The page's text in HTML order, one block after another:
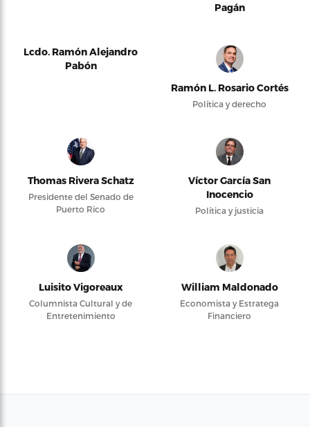
Pagán
Lcdo. Ramón Alejandro
Pabón
Ramón L. Rosario Cortés
Política y derecho
Thomas Rivera Schatz
Presidente del Senado de
Puerto Rico
Víctor García San
Inocencio
Política y justicia
Luisito Vigoreaux
Columnista Cultural y de
Entretenimiento
William Maldonado
Economista y Estratega
Financiero